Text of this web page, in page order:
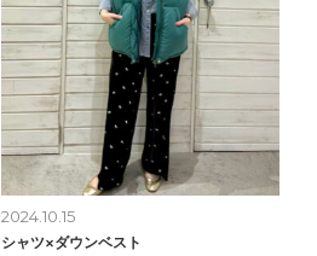
2024.10.15
シャツ×ダウンベスト